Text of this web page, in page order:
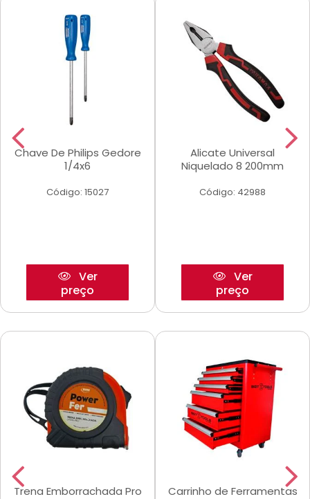
Chave De Philips Gedore
1/4x6
Código: 15027
Ver
preço
Alicate Universal
Niquelado 8 200mm
Código: 42988
Ver
preço
Trena Emborrachada Pro
Carrinho de Ferramentas